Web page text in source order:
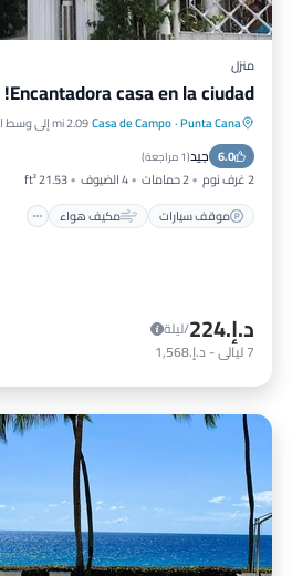
منزل
Encantadora casa en la ciudad!
Punta Cana
·
Casa de Campo2.09 mi إلى وسط المدينة
6.0 جيد(1 مراجعة )
2 غرف نوم 2 حمامات 4 الضيوف
21.53 ft²
موقف سيارات
مكيف هواء
موقف سيارات
مكيف هواء
مناسب للحيوانات الأليفة
د.إ.‏224
/ليلة
7ليالي- د.إ.‏1,568